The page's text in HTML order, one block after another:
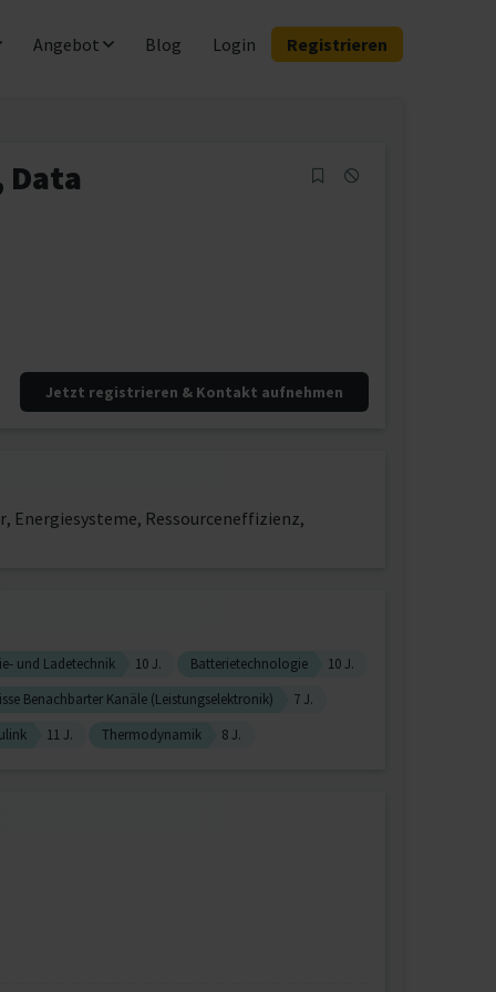
Angebot Blog Login Registrieren
Jetzt registrieren & Kontakt aufnehmen
Energiesysteme, Ressourceneffizienz,
und Ladetechnik 10 J. Batterietechnologie
10 J.
Benachbarter Kanäle (Leistungselektronik)
7 J.
11 J. Thermodynamik 8 J.